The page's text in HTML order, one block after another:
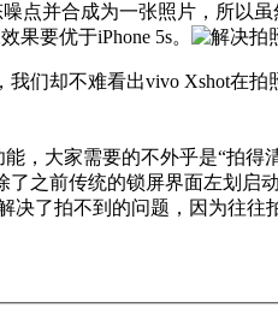
并合成为一张照片，所以
要优于iPhone 5s。
们却不难看出vivo Xshot在
大家需要的不外乎是“拍得
之前传统的锁屏界面左划启
了拍不到的问题，因为往